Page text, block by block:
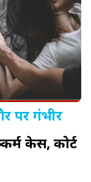
पर गंभीर
केस, कोर्ट